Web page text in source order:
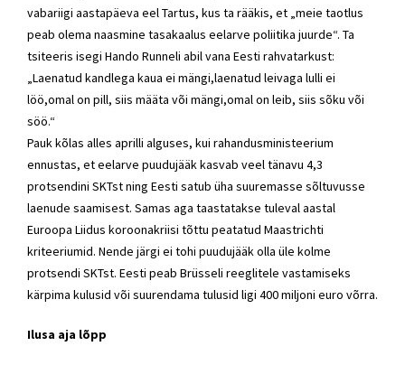
vabariigi aastapäeva eel Tartus, kus ta rääkis, et „meie taotlus
peab olema naasmine tasakaalus eelarve poliitika juurde“. Ta
tsiteeris isegi Hando Runneli abil vana Eesti rahvatarkust:
„Laenatud kandlega kaua ei mängi,laenatud leivaga lulli ei
löö,omal on pill, siis määta või mängi,omal on leib, siis sõku või
söö.“
Pauk kõlas alles aprilli alguses, kui rahandusministeerium
ennustas, et eelarve puudujääk kasvab veel tänavu 4,3
protsendini SKTst ning Eesti satub üha suuremasse sõltuvusse
laenude saamisest. Samas aga taastatakse tuleval aastal
Euroopa Liidus koroonakriisi tõttu peatatud Maastrichti
kriteeriumid. Nende järgi ei tohi puudujääk olla üle kolme
protsendi SKTst. Eesti peab Brüsseli reeglitele vastamiseks
kärpima kulusid või suurendama tulusid ligi 400 miljoni euro võrra.
Ilusa aja lõpp